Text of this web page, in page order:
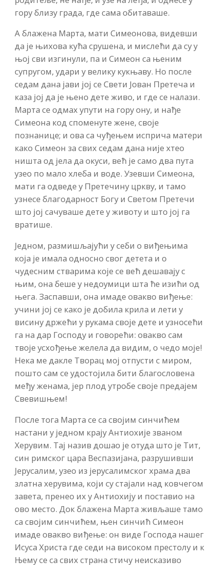
гору близу града, где сама обитаваше.
А блажена Марта, мати Симеонова, видевши
да је њихова кућа срушена, и мислећи да су у
њој сви изгинули, па и Симеон са њеним
супругом, удари у велику кукњаву. Но после
седам дана јави јој се Свети Јован Претеча и
каза јој да је њено дете живо, и где се налази.
Марта се одмах упути на гору ону, и нађе
Симеона код споменуте жене, своје
познанице; и ова са чуђењем исприча матери
како Симеон за свих седам дана није хтео
ништа од јела да окуси, већ је само два пута
узео по мало хлеба и воде. Узевши Симеона,
мати га одведе у Претечину цркву, и тамо
узнесе благодарност Богу и Светом Претечи
што јој сачуваше дете у животу и што јој га
вратише.
Једном, размишљајући у себи о виђењима
која је имала односно свог детета и о
чудесним стварима које се већ дешавају с
њим, она беше у недоумици шта ће изићи од
њега. Заспавши, она имаде овакво виђење:
учини јој се како је добила крила и лети у
висину држећи у рукама своје дете и узносећи
га на дар Господу и говорећи: овакво сам
твоје усхођење желела да видим, о чедо моје!
Нека ме дакле Творац мој отпусти с миром,
пошто сам се удостојила бити благословена
међу женама, јер плод утробе своје предајем
Свевишњем!
После тога Марта се са својим синчићем
настани у једном крају Антиохије званом
Херувим. Тај назив дошао је отуда што је Тит,
син римског цара Веспазијана, разрушивши
Јерусалим, узео из јерусалимског храма два
златна херувима, који су стајали над ковчегом
завета, пренео их у Антиохију и поставио на
ово место. Док блажена Марта живљаше тамо
са својим синчићем, њен синчић Симеон
имаде овакво виђење: он виде Господа нашег
Исуса Христа где седи на високом престолу и к
Њему се са свих страна стичу неисказиво